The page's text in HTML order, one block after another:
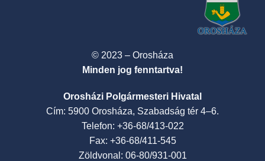
© 2023 – Orosháza
Minden jog fenntartva!
Orosházi Polgármesteri Hivatal
Cím: 5900 Orosháza, Szabadság tér 4–6.
Telefon: +36-68/413-022
Fax: +36-68/411-545
Zöldvonal: 06-80/931-001